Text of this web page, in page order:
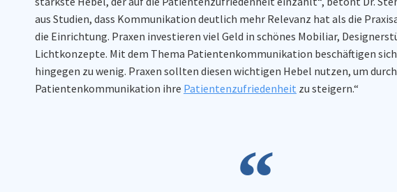
aus Studien, dass Kommunikation deutlich mehr Relevanz hat als die
die Einrichtung. Praxen investieren viel Geld in schönes Mobiliar,
Lichtkonzepte. Mit dem Thema Patientenkommunikation beschäftigen
hingegen zu wenig. Praxen sollten diesen wichtigen Hebel nutzen, um
Patientenkommunikation ihre Patientenzufriedenheit zu steigern.“